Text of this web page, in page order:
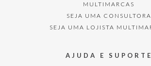
MULTIMARCAS
SEJA UMA CONSULTORA
SEJA UMA LOJISTA
AJUDA E SUPORTE